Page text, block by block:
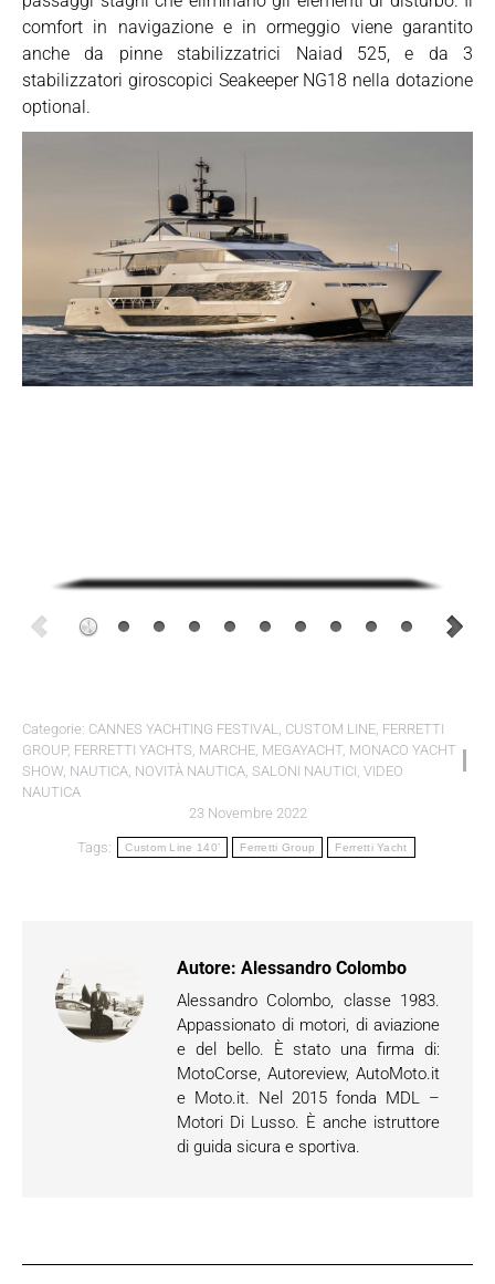
comfort in navigazione e in ormeggio viene garantito
anche da pinne stabilizzatrici Naiad 525, e da 3
stabilizzatori giroscopici Seakeeper NG18 nella dotazione
optional.
Categorie: CANNES YACHTING FESTIVAL, CUSTOM LINE, FERRETTI
GROUP, FERRETTI YACHTS, MARCHE, MEGAYACHT, MONACO YACHT
SHOW, NAUTICA, NOVITÀ NAUTICA, SALONI NAUTICI, VIDEO
NAUTICA
23 Novembre 2022
Tags: Custom Line 140’ Ferretti Group Ferretti Yacht
Autore: Alessandro Colombo
Alessandro Colombo, classe 1983.
Appassionato di motori, di aviazione
e del bello. È stato una firma di:
MotoCorse, Autoreview, AutoMoto.it
e Moto.it. Nel 2015 fonda MDL –
Motori Di Lusso. È anche istruttore
di guida sicura e sportiva.